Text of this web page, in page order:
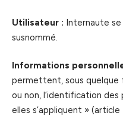
Utilisateur : Internaute
susnommé.
Informations
permettent, sous
ou non, l’identification des
elles s’appliquent »